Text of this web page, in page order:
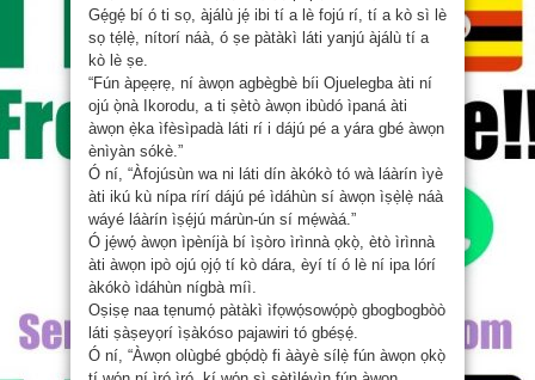
Gẹ́gẹ́ bí ó ti sọ, àjálù jẹ́ ibi tí a lè fojú rí, tí a kò sì lè
sọ tẹ́lẹ̀, nítorí náà, ó ṣe pàtàkì láti yanjú àjálù tí a
kò lè ṣe.
“Fún àpẹẹrẹ, ní àwọn agbègbè bíi Ojuelegba àti ní
ojú ọ̀nà Ikorodu, a ti ṣètò àwọn ibùdó ìpaná àti
àwọn ẹ̀ka ìfèsìpadà láti rí i dájú pé a yára gbé àwọn
ènìyàn sókè.”
Ó ní, “Àfojúsùn wa ni láti dín àkókò tó wà láàrín ìyè
àti ikú kù nípa rírí dájú pé ìdáhùn sí àwọn ìṣẹ̀lẹ̀ náà
wáyé láàrín ìṣẹ́jú márùn-ún sí mẹ́wàá.”
Ó jẹ́wọ́ àwọn ìpèníjà bí ìṣòro ìrìnnà ọkọ̀, ètò ìrìnnà
àti àwọn ipò ojú ọjọ́ tí kò dára, èyí tí ó lè ní ipa lórí
àkókò ìdáhùn nígbà míì.
Oṣiṣẹ naa tẹnumọ́ pàtàkì ìfọwọ́sowọ́pọ̀ gbogbogbòò
láti ṣàṣeyọrí ìṣàkóso pajawiri tó gbéṣẹ́.
Ó ní, “Àwọn olùgbé gbọ́dọ̀ fi ààyè sílẹ̀ fún àwọn ọkọ̀